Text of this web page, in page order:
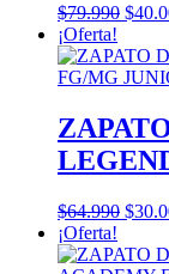
$79.990 El
era:
$
¡Oferta!
$64.990 El
$
¡Oferta!